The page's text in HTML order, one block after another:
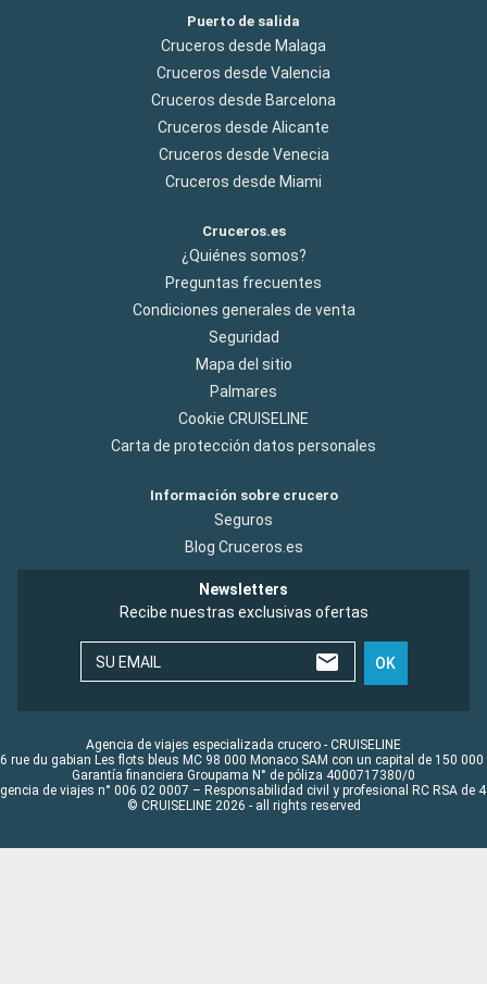
Puerto de salida
Cruceros desde Malaga
Cruceros desde Valencia
Cruceros desde Barcelona
Cruceros desde Alicante
Cruceros desde Venecia
Cruceros desde Miami
Cruceros.es
¿Quiénes somos?
Preguntas frecuentes
Condiciones generales de venta
Seguridad
Mapa del sitio
Palmares
Cookie CRUISELINE
Carta de protección datos personales
Información sobre crucero
Seguros
Blog Cruceros.es
Newsletters
Recibe nuestras exclusivas ofertas
SU EMAIL OK
Agencia de viajes especializada crucero - CRUISELINE
rue du gabian Les flots bleus MC 98 000 Monaco SAM con un capital de 150 000
Garantía financiera Groupama N° de póliza 4000717380/0
de viajes n° 006 02 0007 – Responsabilidad civil y profesional RC RSA de
© CRUISELINE 2026 - all rights reserved